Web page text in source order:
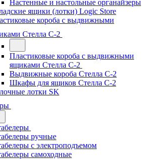
Настенные и настольные органайзеры
ящики (лотки) Logiс Store
короба с выдвижными
Стелла С-2
Пластиковые короба с выдвижными
ящиками Стелла С-2
Выдвижные короба Стелла С-2
Шкафы для ящиков Стелла С-2
лотки SK
ручные
с электроподъемом
самоходные